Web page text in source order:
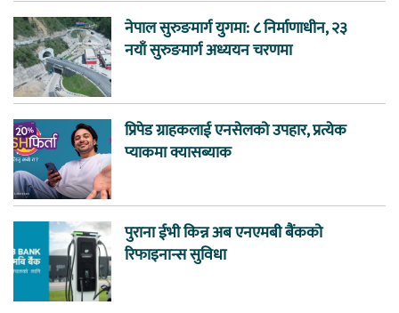
नेपाल सुरुङमार्ग युगमा: ८ निर्माणाधीन, २३
नयाँ सुरुङमार्ग अध्ययन चरणमा
प्रिपेड ग्राहकलाई एनसेलको उपहार, प्रत्येक
प्याकमा क्यासब्याक
पुराना ईभी किन्न अब एनएमबी बैंकको
रिफाइनान्स सुविधा